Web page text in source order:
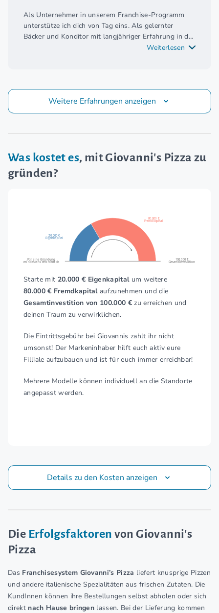
Als Unternehmer in unserem Franchise-Programm
unterstütze ich dich von Tag eins. Als gelernter
Bäcker und Konditor mit langjähriger Erfahrung in der
Gastronomie, habe ich über die Jahre wertvolles
Ich stehe dir immer mit Rat und Tat bei Seite!
Weiterlesen
Weitere Erfahrungen anzeigen
Was kostet es, mit Giovanni's Pizza zu
gründen?
80.000 €
Fremdkapital
20.000 €
Eigenkapital
Für eine Gründung
mindestens erforderlich
100.000 €
Gesamtinvestition
Starte mit 20.000 € Eigenkapitalum weitere
80.000 € Fremdkapitalaufzunehmen und die
Gesamtinvestition von 100.000 € zu erreichen und
deinen Traum zu verwirklichen.
Die Eintrittsgebühr bei Giovannis zahlt ihr nicht
umsonst! Der Markeninhaber hilft euch aktiv eure
Filliale aufzubauen und ist für euch immer erreichbar!
Mehrere Modelle können individuell an die Standorte
angepasst werden.
Details zu den Kosten anzeigen
Die Erfolgsfaktoren von Giovanni's
Pizza
Das Franchisesystem Giovanni’s Pizza liefert knusprige Pizzen
und andere italienische Spezialitäten aus frischen Zutaten. Die
KundInnen können ihre Bestellungen selbst abholen oder sich
direkt nach Hause bringen lassen. Bei der Lieferung kommen